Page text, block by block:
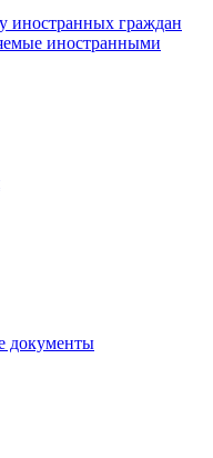
иностранных граждан
иностранными
документы